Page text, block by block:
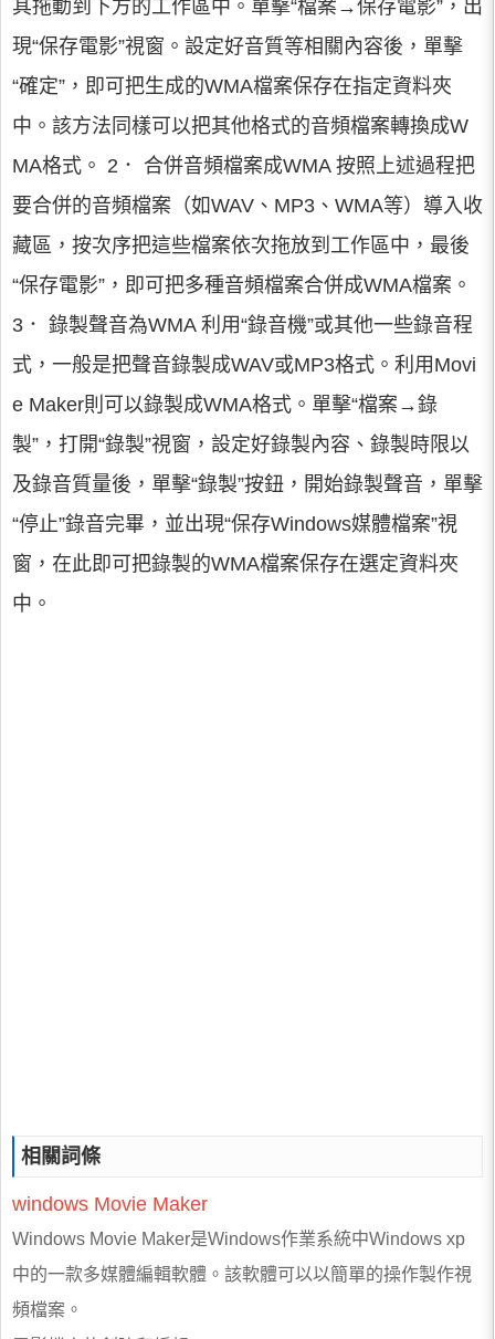
其拖動到下方的工作區中。單擊“檔案→保存電影”，出
現“保存電影”視窗。設定好音質等相關內容後，單擊
“確定”，即可把生成的WMA檔案保存在指定資料夾
中。該方法同樣可以把其他格式的音頻檔案轉換成W
MA格式。 2． 合併音頻檔案成WMA 按照上述過程把
要合併的音頻檔案（如WAV、MP3、WMA等）導入收
藏區，按次序把這些檔案依次拖放到工作區中，最後
“保存電影”，即可把多種音頻檔案合併成WMA檔案。
3． 錄製聲音為WMA 利用“錄音機”或其他一些錄音程
式，一般是把聲音錄製成WAV或MP3格式。利用Movi
e Maker則可以錄製成WMA格式。單擊“檔案→錄
製”，打開“錄製”視窗，設定好錄製內容、錄製時限以
及錄音質量後，單擊“錄製”按鈕，開始錄製聲音，單擊
“停止”錄音完畢，並出現“保存Windows媒體檔案”視
窗，在此即可把錄製的WMA檔案保存在選定資料夾
中。
相關詞條
windows Movie Maker
Windows Movie Maker是Windows作業系統中Windows xp
中的一款多媒體編輯軟體。該軟體可以以簡單的操作製作視
頻檔案。